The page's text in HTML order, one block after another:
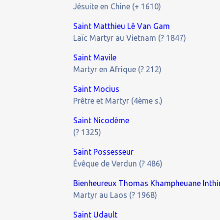
Jésuite en Chine (+ 1610)
Saint Matthieu Lê Van Gam
Laïc Martyr au Vietnam (? 1847)
Saint Mavile
Martyr en Afrique (? 212)
Saint Mocius
Prêtre et Martyr (4ème s.)
Saint Nicodème
(? 1325)
Saint Possesseur
Évêque de Verdun (? 486)
Bienheureux Thomas Khampheuane
Martyr au Laos (? 1968)
Saint Udault